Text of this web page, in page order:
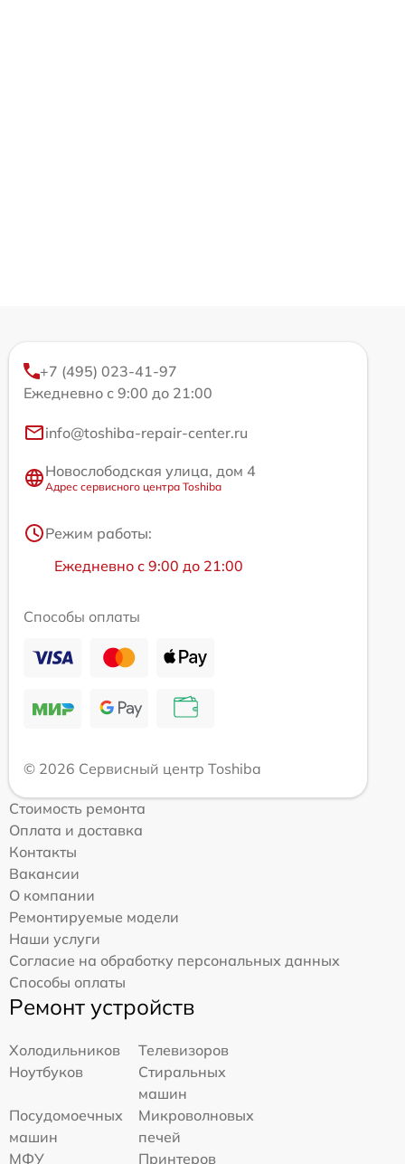
+7 (495) 023-41-97
Ежедневно с 9:00 до 21:00
info@toshiba-repair-center.ru
Новослободская улица, дом 4
Адрес сервисного центра Toshiba
Режим работы:
Ежедневно с 9:00 до 21:00
Способы оплаты
© 2026 Сервисный центр Toshiba
Стоимость ремонта
Оплата и доставка
Контакты
Вакансии
О компании
Ремонтируемые модели
Наши услуги
Согласие на обработку персональных данных
Способы оплаты
Ремонт устройств
Холодильников
Телевизоров
Ноутбуков
Стиральных
машин
Посудомоечных
машин
Микроволновых
печей
МФУ
Принтеров